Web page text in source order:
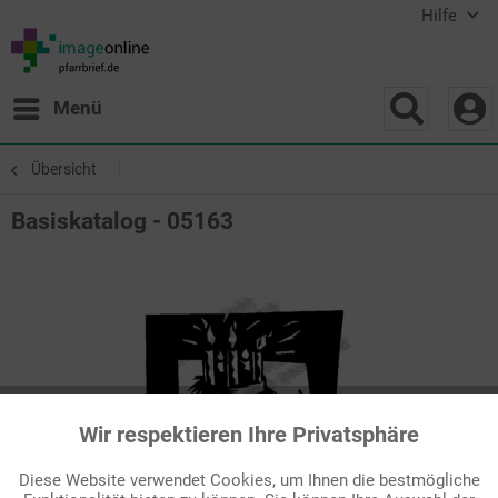
Hilfe
Menü
Übersicht
Basiskatalog - 05163
Funktionale Aktiv
Wir respektieren Ihre Privatsphäre
Diese Website verwendet Cookies, um Ihnen die bestmögliche